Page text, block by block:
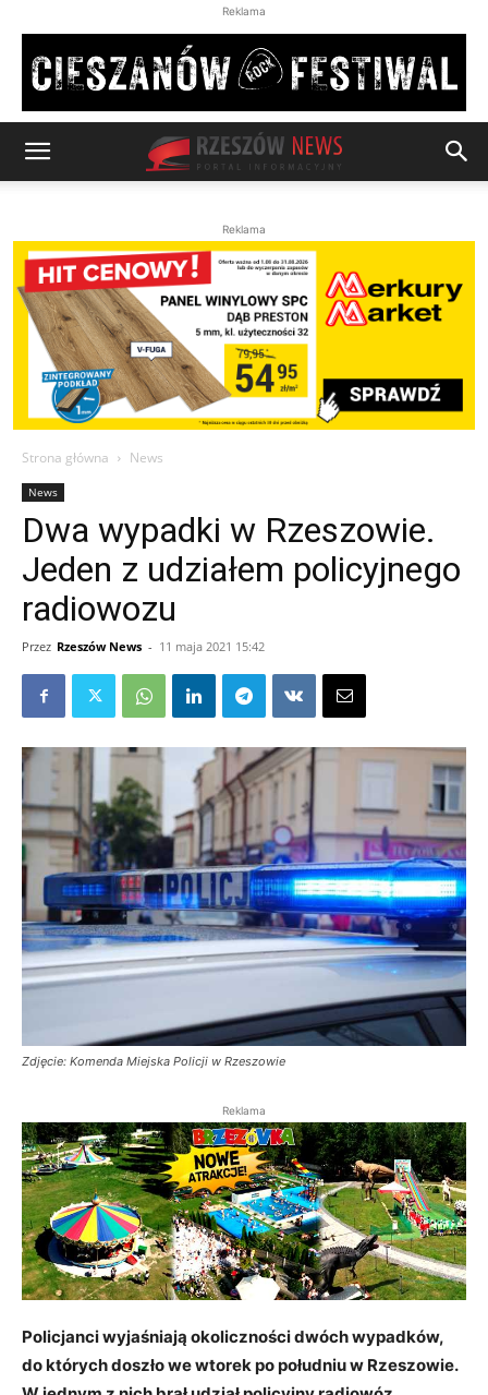
Reklama
Reklama
Strona główna News
News
Dwa wypadki w Rzeszowie.
Jeden z udziałem policyjnego
radiowozu
Przez Rzeszów News - 11 maja 2021 15:42
Zdjęcie: Komenda Miejska Policji w Rzeszowie
Reklama
Policjanci wyjaśniają okoliczności dwóch wypadków,
do których doszło we wtorek po południu w Rzeszowie.